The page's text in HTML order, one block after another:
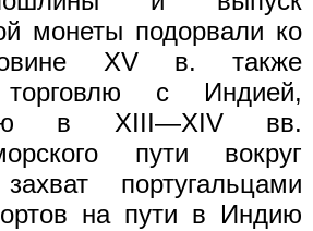
монеты подорвали ко
XV в. также
торговлю с Индией,
в XIII—XIV вв.
пути вокруг
португальцами
на пути в Индию